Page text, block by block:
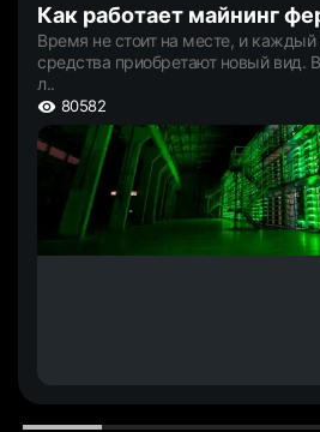
Как работает майнинг
Время не стоит на месте, и
средства приобретают новый вид.
л..
80582